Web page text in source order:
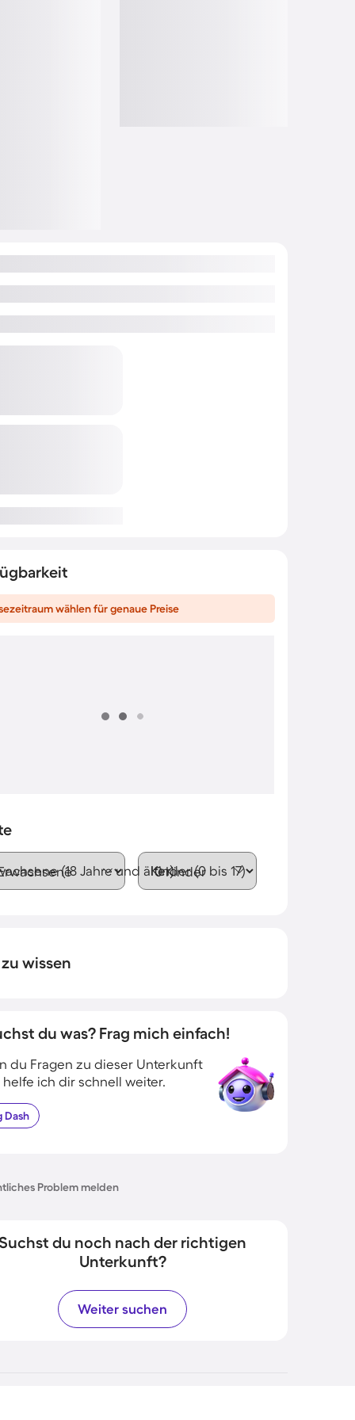
wählen für genaue Preise
(18 Jahre und älter)Kinder (0 bis 17)
wissen
du was? Frag mich einfach!
du Fragen zu dieser Unterkunft
helfe ich dir schnell weiter.
Dash
Problem melden
du noch nach der richtigen
Unterkunft?
Weiter suchen